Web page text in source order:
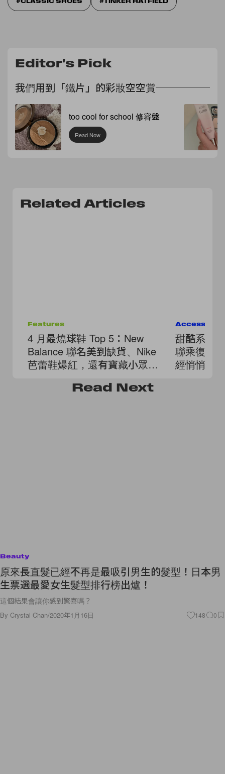
Editor's Pick
我們用到「鐵片」的彩妝空空賞
too cool for school 修容盤
Read Now
Related Articles
Features
4 月最燒球鞋 Top 5：New
Balance 聯名美到缺貨、Nike
芭蕾鞋爆紅，還有寶藏小眾品
甜酷系女
聯乘復古
經悄悄鎖
Read Next
Beauty
原來長直髮已經不再是最吸引男生的髮型！日本男
生票選最愛女生髮型排行榜出爐！
這個結果會讓你感到驚喜嗎？
By Crystal Chan/2020年1月16日 148 0